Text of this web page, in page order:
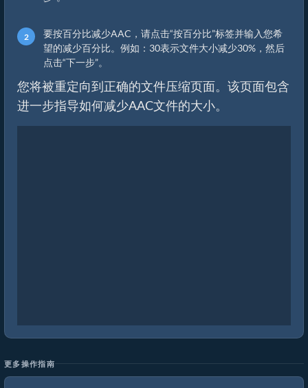
要按百分比减少AAC，请点击“按百分比”标签并输入您希
望的减少百分比。例如：30表示文件大小减少30%，然后
点击“下一步”。
您将被重定向到正确的文件压缩页面。该页面包含
进一步指导如何减少AAC文件的大小。
更多操作指南